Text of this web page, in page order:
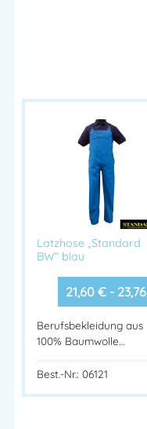
Latzhose „Standard
BW“ blau
21,60 €- 23,76
Berufsbekleidung aus
100% Baumwolle…
Best.-Nr.: 06121